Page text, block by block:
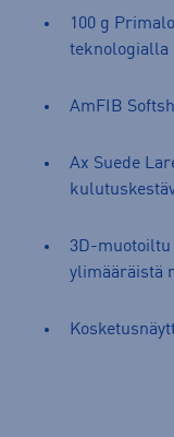
100 g
teknologialla
AmFIB
Ax Suede
3D-
ylimääräistä